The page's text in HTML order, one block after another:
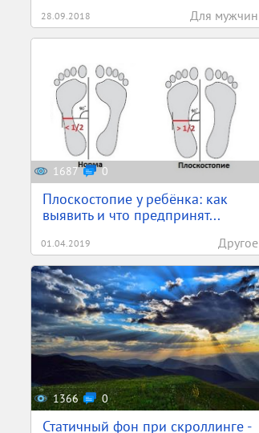
28.09.2018 Для мужчин
1687 0
Плоскостопие у ребёнка: как
выявить и что предпринят...
01.04.2019 Другое
1366 0
Статичный фон при скроллинге -